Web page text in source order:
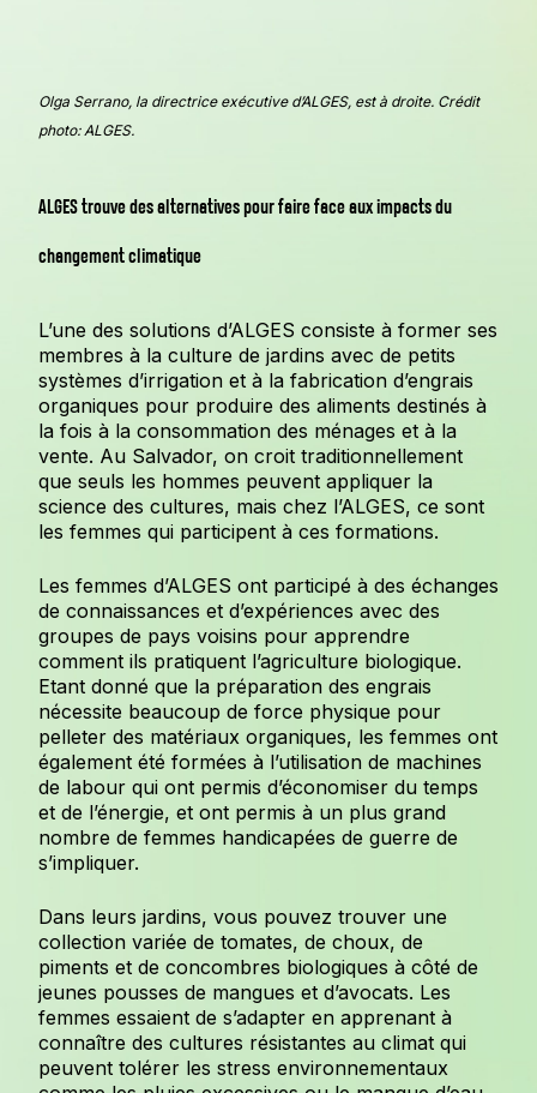
Olga Serrano, la directrice exécutive d’ALGES, est à droite. Crédit
photo: ALGES.
ALGES trouve des alternatives pour faire face aux impacts du
changement climatique
L’une des solutions d’ALGES consiste à former ses
membres à la culture de jardins avec de petits
systèmes d’irrigation et à la fabrication d’engrais
organiques pour produire des aliments destinés à
la fois à la consommation des ménages et à la
vente. Au Salvador, on croit traditionnellement
que seuls les hommes peuvent appliquer la
science des cultures, mais chez l’ALGES, ce sont
les femmes qui participent à ces formations.
Les femmes d’ALGES ont participé à des échanges
de connaissances et d’expériences avec des
groupes de pays voisins pour apprendre
comment ils pratiquent l’agriculture biologique.
Etant donné que la préparation des engrais
nécessite beaucoup de force physique pour
pelleter des matériaux organiques, les femmes ont
également été formées à l’utilisation de machines
de labour qui ont permis d’économiser du temps
et de l’énergie, et ont permis à un plus grand
nombre de femmes handicapées de guerre de
s’impliquer.
Dans leurs jardins, vous pouvez trouver une
collection variée de tomates, de choux, de
piments et de concombres biologiques à côté de
jeunes pousses de mangues et d’avocats. Les
femmes essaient de s’adapter en apprenant à
connaître des cultures résistantes au climat qui
peuvent tolérer les stress environnementaux